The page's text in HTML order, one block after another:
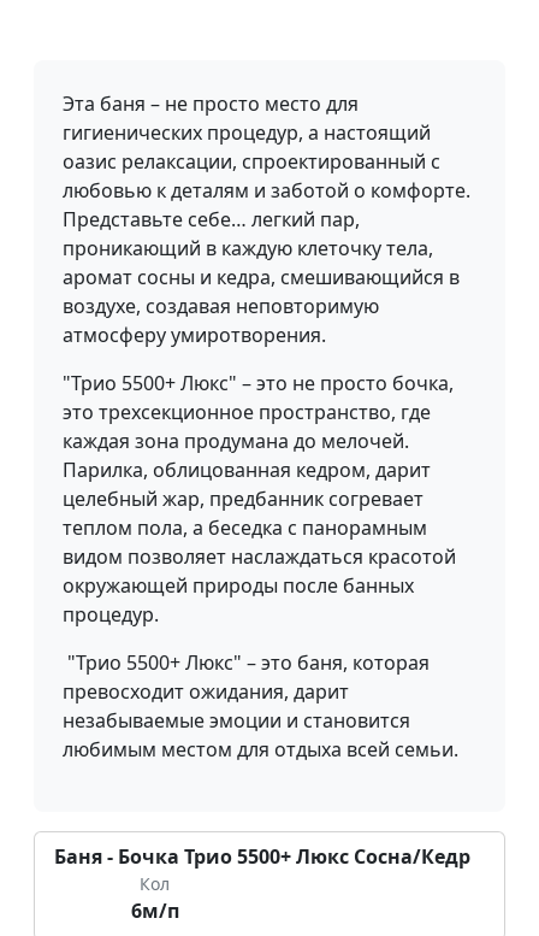
Эта баня – не просто место для
гигиенических процедур, а настоящий
оазис релаксации, спроектированный с
любовью к деталям и заботой о комфорте.
Представьте себе… легкий пар,
проникающий в каждую клеточку тела,
аромат сосны и кедра, смешивающийся в
воздухе, создавая неповторимую
атмосферу умиротворения.
"Трио 5500+ Люкс" – это не просто бочка,
это трехсекционное пространство, где
каждая зона продумана до мелочей.
Парилка, облицованная кедром, дарит
целебный жар, предбанник согревает
теплом пола, а беседка с панорамным
видом позволяет наслаждаться красотой
окружающей природы после банных
процедур.
"Трио 5500+ Люкс" – это баня, которая
превосходит ожидания, дарит
незабываемые эмоции и становится
любимым местом для отдыха всей семьи.
Баня - Бочка Трио 5500+ Люкс Сосна/Кедр
Кол
6м/п